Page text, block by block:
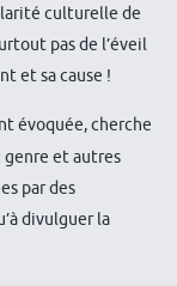
culturelle de
pas de l’éveil
et sa cause !
évoquée, cherche
et autres
par des
divulguer la